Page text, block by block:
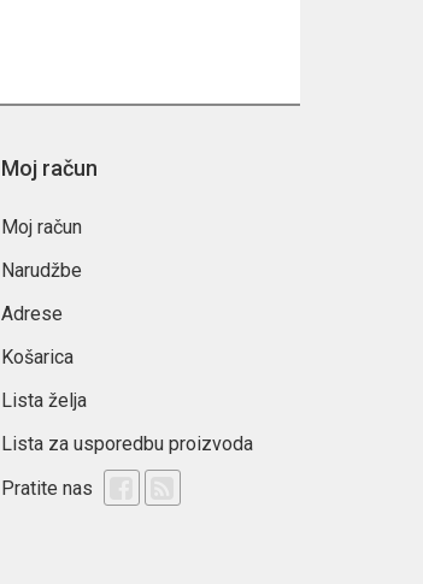
Moj račun
Moj račun
Narudžbe
Adrese
Košarica
Lista želja
Lista za usporedbu proizvoda
Pratite nas